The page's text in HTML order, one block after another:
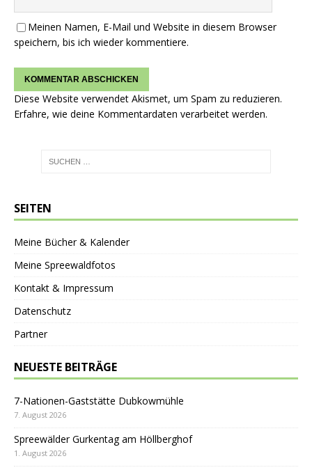
Meinen Namen, E-Mail und Website in diesem Browser
speichern, bis ich wieder kommentiere.
Diese Website verwendet Akismet, um Spam zu reduzieren.
Erfahre, wie deine Kommentardaten verarbeitet werden.
SEITEN
Meine Bücher & Kalender
Meine Spreewaldfotos
Kontakt & Impressum
Datenschutz
Partner
NEUESTE BEITRÄGE
7-Nationen-Gaststätte Dubkowmühle
7. August 2026
Spreewälder Gurkentag am Höllberghof
1. August 2026